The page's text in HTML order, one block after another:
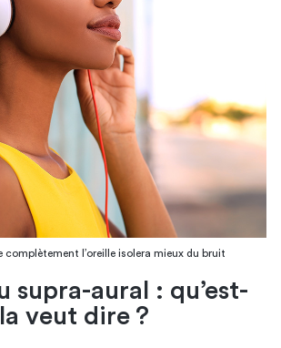
complètement l’oreille isolera mieux du bruit
supra-aural : qu’est-
veut dire ?